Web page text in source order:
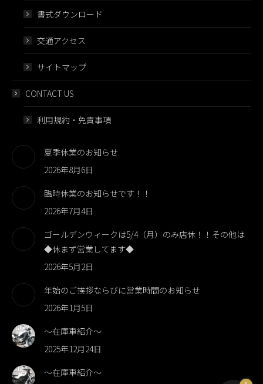
書式ダウンロード
交通アクセス
サイトマップ
CONTACT US
利用規約・免責事項
夏季休業のお知らせ
2026年8月6日
臨時休業のお知らせです！！
2026年7月4日
ゴールデンウィークは5/4（月）のみ店休！！その他は
◆休まず営業してます◆
2026年5月2日
年始のご挨拶ならびに営業時間のお知らせ
2026年1月5日
～在庫車紹介～
2025年12月24日
～在庫車紹介～